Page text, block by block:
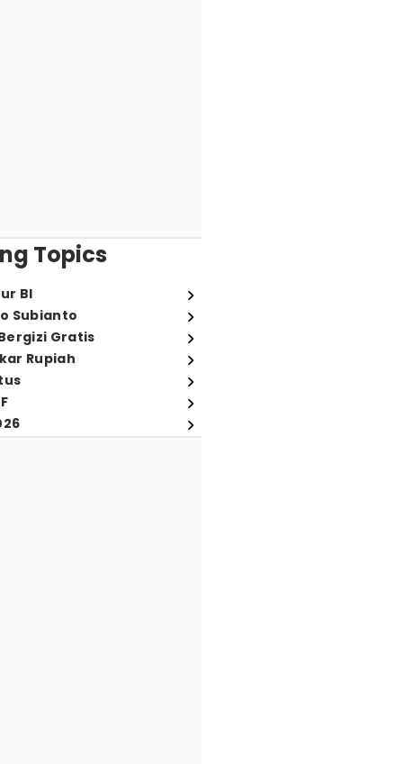
Topics
BI
Subianto
Gratis
Rupiah